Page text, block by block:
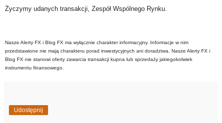
Życzymy udanych transakcji, Zespół Wspólnego Rynku.
Nasze Alerty FX i Blog FX ma wyłącznie charakter informacyjny. Informacje w nim
przedstawione nie mają charakteru porad inwestycyjnych ani doradztwa. Nasze Alerty FX i
Blog FX nie stanowi oferty zawarcia transakcji kupna lub sprzedaży jakiegokolwiek
instrumentu finansowego.
Udostępnij